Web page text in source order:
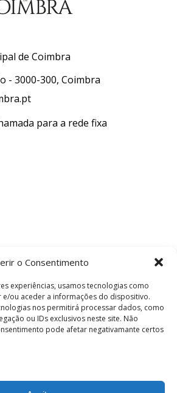
o Consentimento
experiências, usamos tecnologias como
e/ou aceder a informações do dispositivo.
nos permitirá processar dados, como
ou IDs exclusivos neste site. Não
pode afetar negativamante certos
de Coimbra
- 3000-300, Coimbra
para a rede fixa